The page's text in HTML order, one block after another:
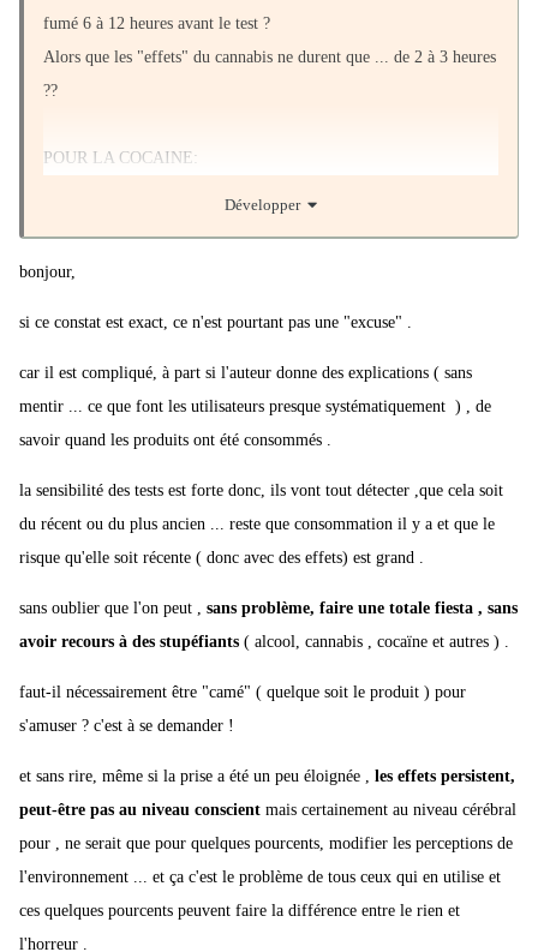
fumé 6 à 12 heures avant le test ?
Alors que les "effets" du cannabis ne durent que ... de 2 à 3 heures
??
POUR LA COCAINE:
ligne de coke ... sera donc contrôlé commepositif au stupéfiant
heures plus tard, etconsidéré comme un délinquant, alors que le
produit n'a clairement factuellement plus aucune influence sur son
Et qu'il risque donc une peine plus sévère qu'un mec conduisant
manifestement bourré .??
Développer
bonjour,
si ce constat est exact, ce n'est pourtant pas une "excuse" .
car il est compliqué, à part si l'auteur donne des explications ( sans
mentir ... ce que font les utilisateurs presque systématiquement ) , de
savoir quand les produits ont été consommés .
la sensibilité des tests est forte donc, ils vont tout détecter ,que cela soit
du récent ou du plus ancien ... reste que consommation il y a et que le
risque qu'elle soit récente ( donc avec des effets) est grand .
sans oublier que l'on peut , sans problème, faire une totale fiesta , sans
avoir recours à des stupéfiants ( alcool, cannabis , cocaïne et autres ) .
faut-il nécessairement être "camé" ( quelque soit le produit ) pour
s'amuser ? c'est à se demander !
et sans rire, même si la prise a été un peu éloignée ,
les effets persistent,
peut-être pas au niveau conscient mais certainement au niveau cérébral
pour , ne serait que pour quelques pourcents, modifier les perceptions de
l'environnement ... et ça c'est le problème de tous ceux qui en utilise et
ces quelques pourcents peuvent faire la différence entre le rien et
l'horreur .